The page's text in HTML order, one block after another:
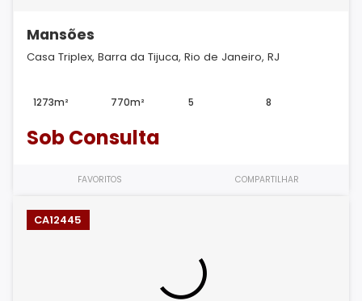
Mansões
Casa Triplex, Barra da Tijuca, Rio de Janeiro, RJ
1273m² 770m² 5 8
Sob Consulta
FAVORITOS COMPARTILHAR
CA12445